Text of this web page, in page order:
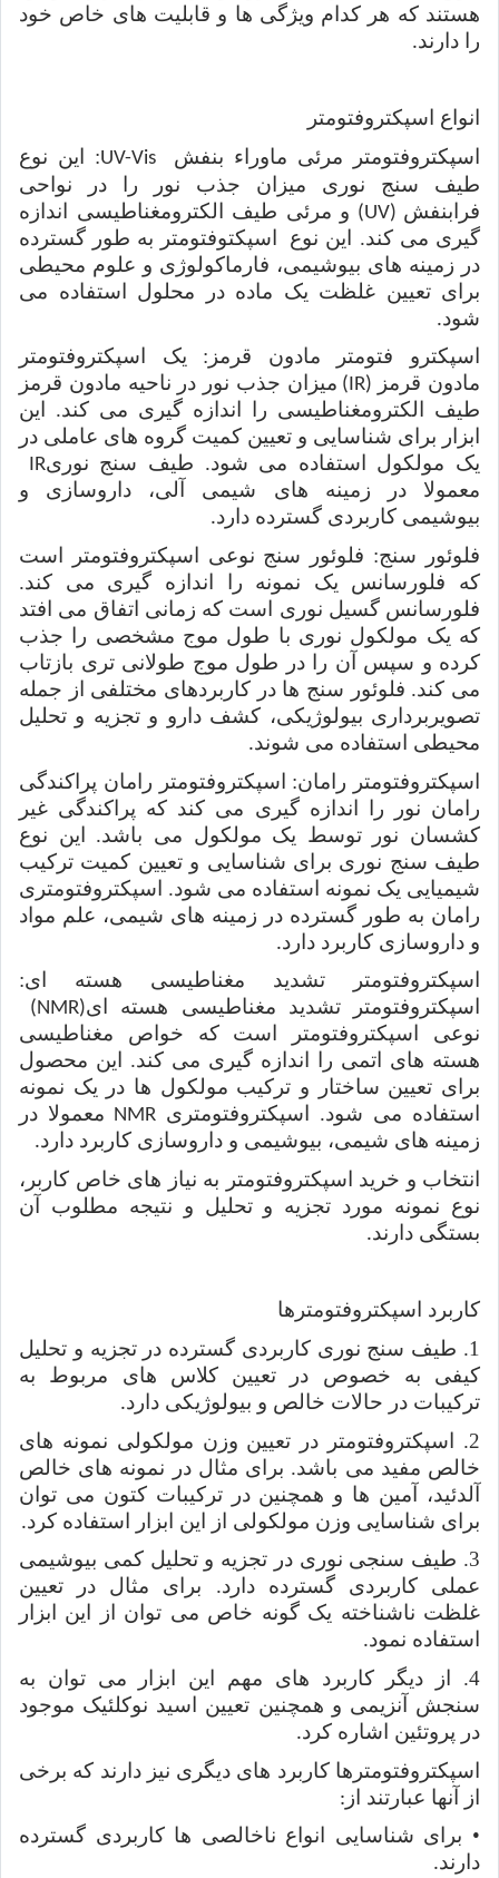
هستند که هر کدام ویژگی ها و قابلیت های خاص خود
را دارند.
انواع اسپکتروفتومتر
اسپکتروفتومتر مرئی ماوراء بنفش
UV-Vis: این نوع
طیف سنج نوری میزان جذب نور را در نواحی
فرابنفش (UV) و مرئی طیف الکترومغناطیسی اندازه
گیری می کند. این نوع
اسپکتوفتومتر
به طور گسترده
در زمینه های بیوشیمی، فارماکولوژی و علوم محیطی
برای تعیین غلظت یک ماده در محلول استفاده می
شود.
اسپکترو فتومتر مادون قرمز: یک اسپکتروفتومتر
مادون قرمز (IR) میزان جذب نور در ناحیه مادون قرمز
طیف الکترومغناطیسی را اندازه گیری می کند. این
ابزار برای شناسایی و تعیین کمیت گروه های عاملی در
یک مولکول استفاده می شود. طیف سنج نوریIR
معمولا در زمینه های شیمی آلی، داروسازی و
بیوشیمی کاربردی گسترده دارد.
فلوئور سنج: فلوئور سنج نوعی اسپکتر‌وفتومتر است
که فلورسانس یک نمونه را اندازه گیری می کند.
فلورسانس گسیل نوری است که زمانی اتفاق می افتد
که یک مولکول نوری با طول موج مشخصی را جذب
کرده و سپس آن را در طول موج طولانی تری بازتاب
می کند. فلوئور سنج ها در کاربردهای مختلفی از جمله
تصویربرداری بیولوژیکی، کشف دارو و تجزیه و تحلیل
محیطی استفاده می شوند.
اسپکتروفتومتر رامان: اسپکتروفتومتر رامان پراکندگی
رامان نور را اندازه گیری می کند که پراکندگی غیر
کشسان نور توسط یک مولکول می باشد. این نوع
طیف سنج نوری برای شناسایی و تعیین کمیت ترکیب
شیمیایی یک نمونه استفاده می شود. اسپکتروفتومتری
رامان به طور گسترده در زمینه های شیمی، علم مواد
و داروسازی کاربرد دارد.
اسپکترو‌فتومتر تشدید مغناطیسی هسته ای:
اسپکتر‌وفتومتر تشدید مغناطیسی هسته ای(NMR)
نوعی اسپکترو‌فتومتر است که خواص مغناطیسی
هسته های اتمی را اندازه گیری می کند. این محصول
برای تعیین ساختار و ترکیب مولکول ها در یک نمونه
استفاده می شود. اسپکتر‌وفتومتری NMR معمولا در
زمینه های شیمی، بیوشیمی و داروسازی کاربرد دارد.
انتخاب و خرید اسپکتروفتومتر به نیاز های خاص کاربر،
نوع نمونه مورد تجزیه و تحلیل و نتیجه مطلوب آن
بستگی دارند.
کاربرد اسپکترو‌فتومترها
1. طیف سنج نوری کاربردی گسترده در تجزیه و تحلیل
کیفی به خصوص در تعیین کلاس های مربوط به
ترکیبات در حالات خالص و بیولوژیکی دارد.
2. اسپکتر‌وفتومتر در تعیین وزن مولکولی نمونه های
خالص مفید می باشد. برای مثال در نمونه های خالص
آلدئید، آمین ها و همچنین در ترکیبات کتون می توان
برای شناسایی وزن مولکولی از این ابزار استفاده کرد.
3. طیف سنجی نوری در تجزیه و تحلیل کمی بیوشیمی
عملی کاربردی گسترده دارد. برای مثال در تعیین
غلظت ناشناخته یک گونه خاص می توان از این ابزار
استفاده نمود.
4. از دیگر کاربرد های مهم این ابزار می توان به
سنجش آنزیمی و همچنین تعیین اسید نوکلئیک موجود
در پروتئین اشاره کرد.
اسپکتروفتومترها کاربرد های دیگری نیز دارند که برخی
از آنها عبارتند از :
• برای شناسایی انواع ناخالصی ها کاربردی گسترده
دارند.